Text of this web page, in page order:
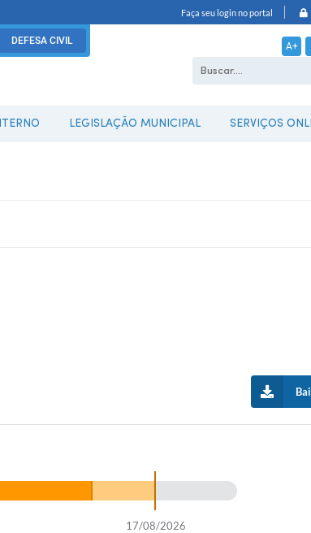
Faça seu login no portal
DEFESA CIVIL A+
LEGISLAÇÃO MUNICIPAL SERVIÇOS
17/08/2026